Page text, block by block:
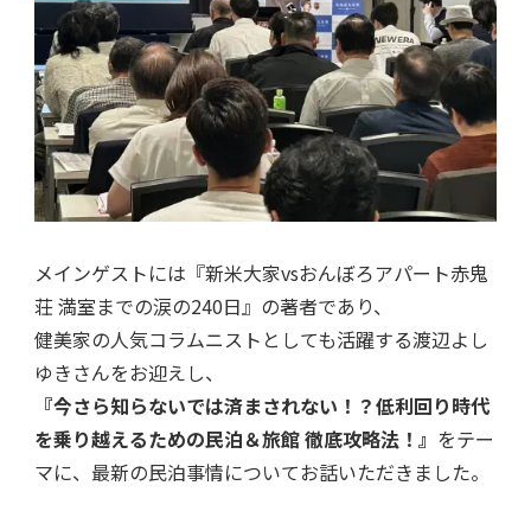
メインゲストには『新米大家vsおんぼろアパート赤鬼
荘 満室までの涙の240日』の著者であり、
健美家の人気コラムニストとしても活躍する渡辺よし
ゆきさんをお迎えし、
『今さら知らないでは済まされない！？低利回り時代
を乗り越えるための民泊＆旅館 徹底攻略法！』 をテー
マに、最新の民泊事情についてお話いただきました。